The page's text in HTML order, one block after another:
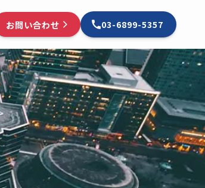
お問い合わせ 03-6899-5357